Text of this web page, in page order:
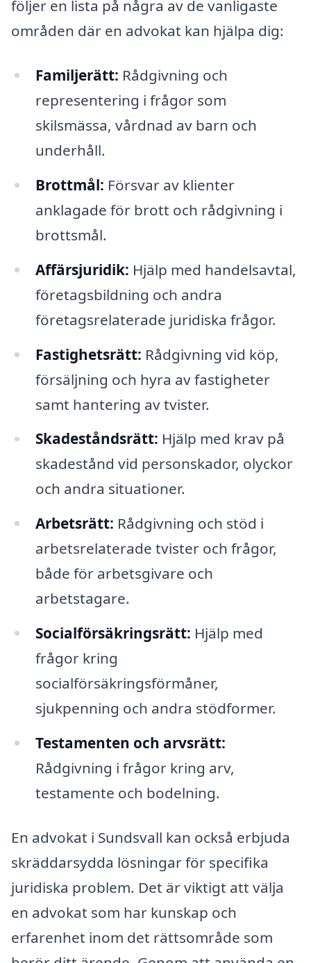
följer en lista på några av de vanligaste
områden där en advokat kan hjälpa dig:
Familjerätt: Rådgivning och
representering i frågor som
skilsmässa, vårdnad av barn och
underhåll.
Brottmål: Försvar av klienter
anklagade för brott och rådgivning i
brottsmål.
Affärsjuridik: Hjälp med handelsavtal,
företagsbildning och andra
företagsrelaterade juridiska frågor.
Fastighetsrätt: Rådgivning vid köp,
försäljning och hyra av fastigheter
samt hantering av tvister.
Skadeståndsrätt: Hjälp med krav på
skadestånd vid personskador, olyckor
och andra situationer.
Arbetsrätt: Rådgivning och stöd i
arbetsrelaterade tvister och frågor,
både för arbetsgivare och
arbetstagare.
Socialförsäkringsrätt: Hjälp med
frågor kring
socialförsäkringsförmåner,
sjukpenning och andra stödformer.
Testamenten och arvsrätt:
Rådgivning i frågor kring arv,
testamente och bodelning.
En advokat i Sundsvall kan också erbjuda
skräddarsydda lösningar för specifika
juridiska problem. Det är viktigt att välja
en advokat som har kunskap och
erfarenhet inom det rättsområde som